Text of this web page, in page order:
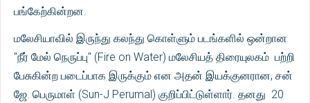
பங்கேற்கின்றன.
மலேசியாவில் இருந்து கலந்து கொள்ளும் படங்களில் ஒன்றான
"நீர் மேல் நெருப்பு" (Fire on Water) மலேசியத் திரையுலகம் பற்றி
பேசுகின்ற படைப்பாக இருக்கும் என அதன் இயக்குனரான, சன்
ஜே. பெருமாள் (Sun-J Perumal) குறிப்பிட்டுள்ளார். தனது 20